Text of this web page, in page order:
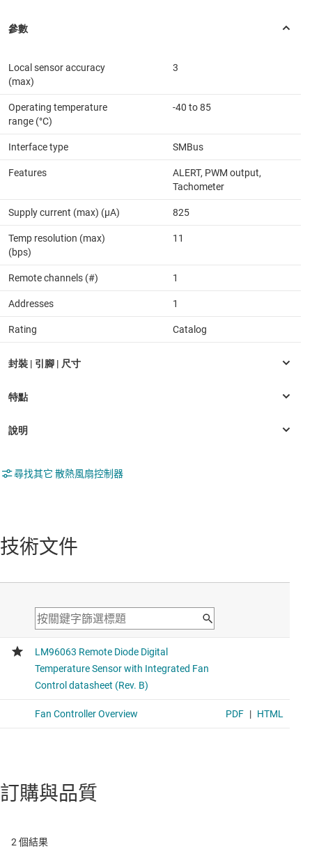
Local sensor accuracy
(max)
3
Operating temperature
range (°C)
-40 to 85
Interface type SMBus
Features
ALERT, PWM output,
Tachometer
Supply current (max) (µA) 825
Temp resolution (max)
(bps)
11
Remote channels (#) 1
Addresses 1
Rating Catalog
尋找其它 散熱風扇控制器
技術文件
訂購與品質